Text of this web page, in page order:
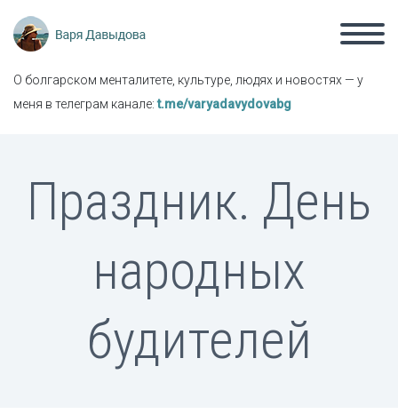
О болгарском менталитете, культуре, людях и новостях — у
меня в телеграм канале:t.me/varyadavydovabg
Праздник. День
народных
будителей